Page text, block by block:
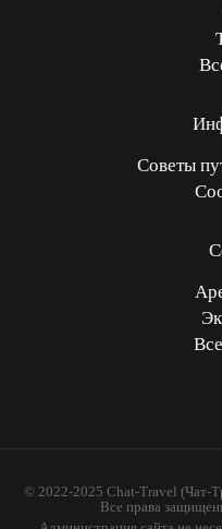
Советы
© 2022-2025 Chat-Travel (Чат-
Все права